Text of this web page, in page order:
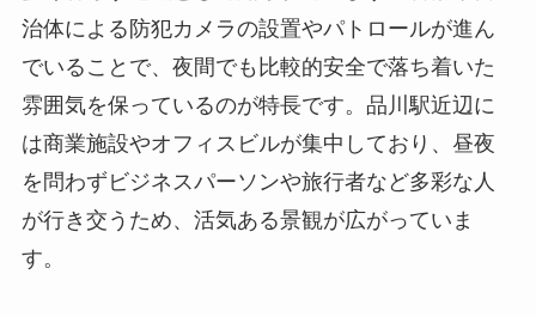
治体による防犯カメラの設置やパトロールが進ん
でいることで、夜間でも比較的安全で落ち着いた
雰囲気を保っているのが特長です。品川駅近辺に
は商業施設やオフィスビルが集中しており、昼夜
を問わずビジネスパーソンや旅行者など多彩な人
が行き交うため、活気ある景観が広がっていま
す。